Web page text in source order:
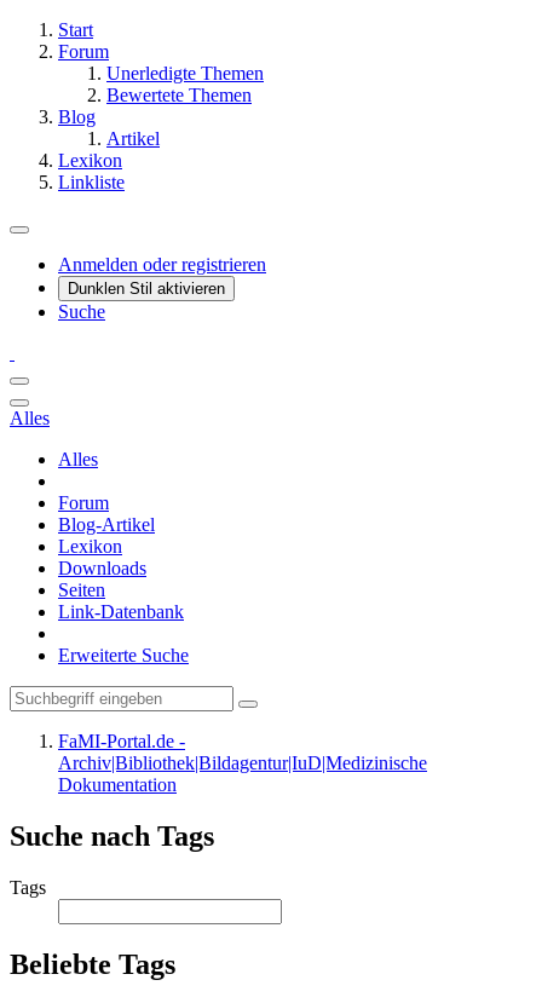
Start
Forum
Unerledigte Themen
Bewertete Themen
Blog
Artikel
Lexikon
Linkliste
Anmelden oder registrieren
Dunklen Stil aktivieren
Suche
Alles
Alles
Forum
Blog-Artikel
Lexikon
Downloads
Seiten
Link-Datenbank
Erweiterte Suche
FaMI-Portal.de -
Archiv|Bibliothek|Bildagentur|IuD|Medizinische
Dokumentation
Suche nach Tags
Tags
Beliebte Tags